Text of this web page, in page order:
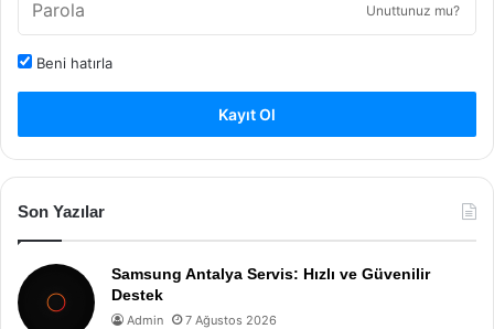
Unuttunuz mu?
Beni hatırla
Kayıt Ol
Son Yazılar
Samsung Antalya Servis: Hızlı ve Güvenilir
Destek
Admin 7 Ağustos 2026